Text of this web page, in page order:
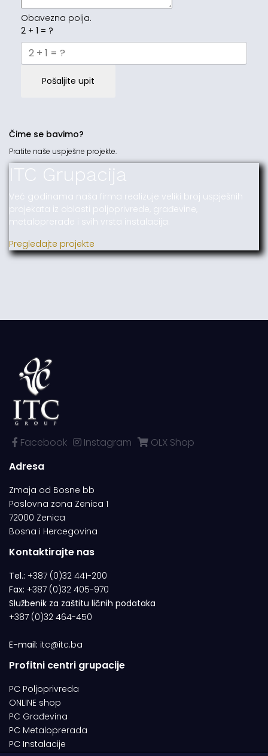
Obavezna polja.
2 + 1 = ?
Pošaljite upit
Čime se bavimo?
Pratite naše uspješne projekte.
ITC Grupacija
Već godinama naša firma realizuje veliki broj uspješnih
projekata iz oblasti poljoprivrede, građevine,
metaloprerade i svih vrsta instalacija.
Pregledajte projekte
Facebook Instagram
OLX Shop
Adresa
Zmaja od Bosne bb
Poslovna zona Zenica 1
72000 Zenica
Bosna i Hercegovina
Kontaktirajte nas
Tel.: +387 (0)32 441-200
Fax: +387 (0)32 405-970
Službenik za zaštitu ličnih podataka
+387 (0)32 464-450
E-mail: itc@itc.ba
Profitni centri grupacije
PC Poljoprivreda
ONLINE shop
PC Građevina
PC Metaloprerada
PC Instalacije